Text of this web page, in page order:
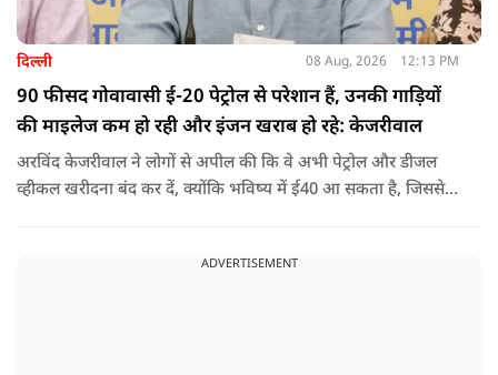
दिल्ली 08 Aug, 2026 12:13 PM
90 फीसद गोवावासी ई-20 पेट्रोल से परेशान हैं, उनकी गाड़ियों
की माइलेज कम हो रही और इंजन खराब हो रहे: केजरीवाल
अरविंद केजरीवाल ने लोगों से अपील की कि वे अभी पेट्रोल और डीजल
व्हीकल खरीदना बंद कर दें, क्योंकि भविष्य में ई40 आ सकता है, जिससे
ADVERTISEMENT